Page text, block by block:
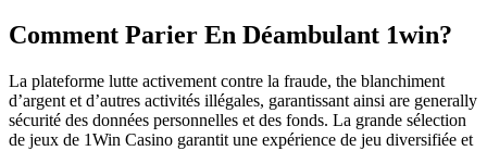
Comment Parier En Déambulant 1win?
La plateforme lutte activement contre la fraude, the blanchiment
d’argent et d’autres activités illégales, garantissant ainsi are generally
sécurité des données personnelles et des fonds. La grande sélection
de jeux de 1Win Casino garantit une expérience de jeu diversifiée et